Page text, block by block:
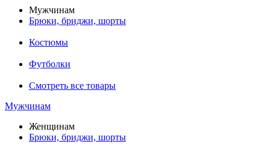
Мужчинам
Брюки, бриджи, шорты
Костюмы
Футболки
Смотреть все товары
Мужчинам
Женщинам
Брюки, бриджи, шорты